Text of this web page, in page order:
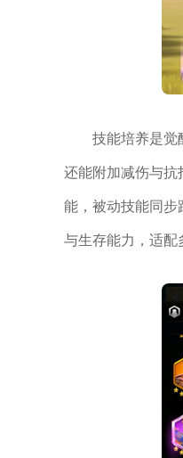
技能培养是觉
还能附加减伤与
能，被动技能同
与生存能力，适配